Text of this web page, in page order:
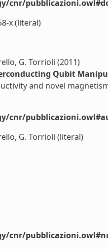
cnr/
x (literal)
G. Torrioli (2011)
Qubit
and novel
cnr/
G. Torrioli (literal)
cnr/